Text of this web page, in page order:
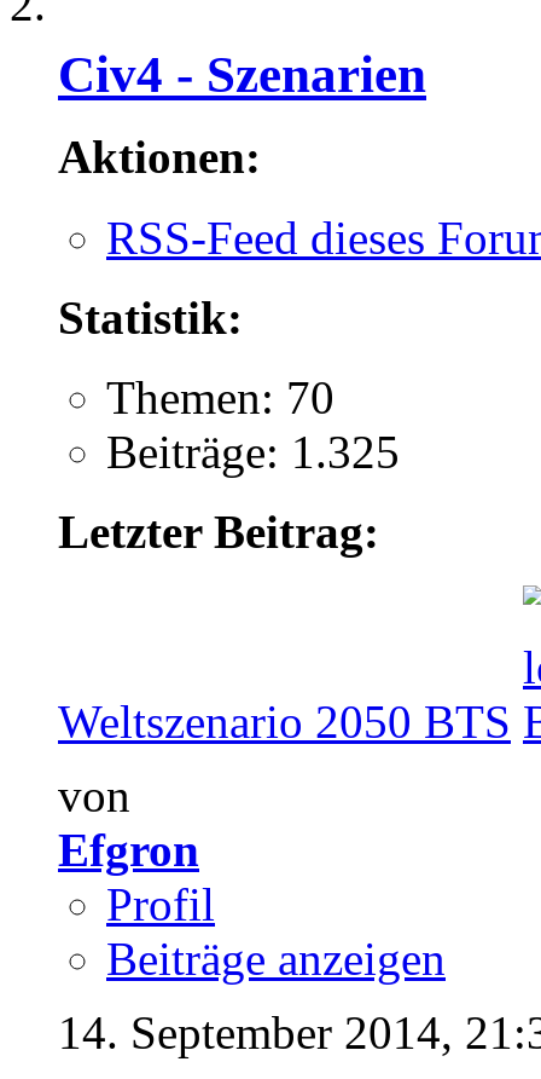
Civ4 - Szenarien
Aktionen:
RSS-Feed dieses
Statistik:
Themen: 70
Beiträge: 1.325
Letzter Beitrag:
Weltszenario 2050 BTS
von
Efgron
Profil
Beiträge anzeigen
14. September 2014,